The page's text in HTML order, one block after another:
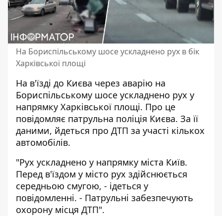
На Бориспільському шосе ускладнено рух в бік
Харківської площі
На в'їзді до Києва через аварію на
Бориспільському шосе ускладнено рух у
напрямку Харківської площі. Про це
повідомляє патрульна поліція Києва. За її
даними, йдеться про ДТП за участі кількох
автомобілів.
"Рух ускладнено у напрямку міста Київ.
Перед в'їздом у місто рух здійснюється
середньою смугою, - ідеться у
повідомленні. - Патрульні забезпечують
охорону місця ДТП".